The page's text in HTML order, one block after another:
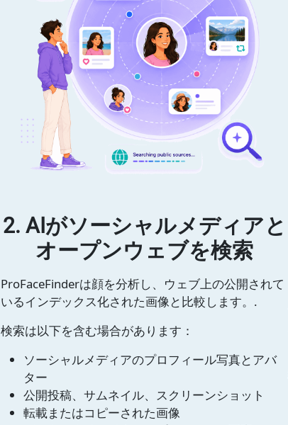
2. AIがソーシャルメディアと
オープンウェブを検索
ProFaceFinderは顔を分析し、ウェブ上の公開されて
いるインデックス化された画像と比較します。.
検索は以下を含む場合があります：
ソーシャルメディアのプロフィール写真とアバ
ター
公開投稿、サムネイル、スクリーンショット
転載またはコピーされた画像